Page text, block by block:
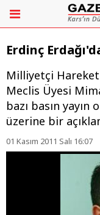
Erdinç
Milliyetçi
Meclis Üyesi
bazı basın
üzerine bir
01 Kasım 2011 Salı 16:07